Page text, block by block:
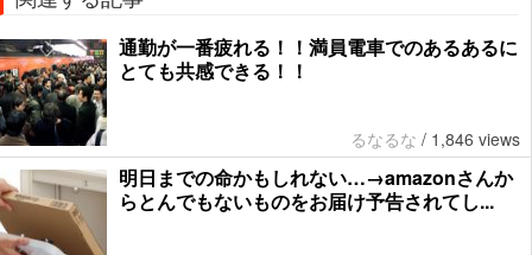
通勤が一番疲れる！！満員電車でのあるあるに
とても共感できる！！
るなるな / 1,846 views
明日までの命かもしれない…→amazonさんか
らとんでもないものをお届け予告されてし...